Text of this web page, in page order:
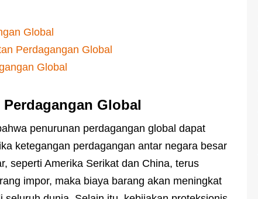
Global
Perdagangan Global
Global
Global
penurunan perdagangan global dapat
ketegangan perdagangan antar negara besar
seperti Amerika Serikat dan China, terus
impor, maka biaya barang akan meningkat